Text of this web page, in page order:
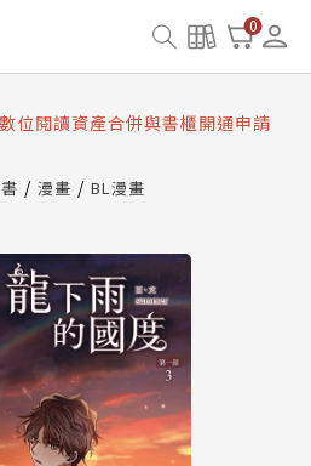
0
讀墨系統維護中，本站同步暫
位閱讀資產合併與書櫃開通申請
櫃開通常見問題
務升級重要說明及資產合併結果
讀墨系統維護中，本站同步暫
漫畫
BL漫畫